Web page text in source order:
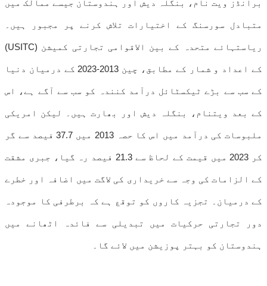
برانڈز ویت نام، بنگلہ دیش اور ہندوستان جیسے ممالک میں
متبادل سورسنگ کے اختیارات تلاش کرنے پر مجبور ہیں۔
ریاستہائے متحدہ کے بین الاقوامی تجارتی کمیشن (USITC)
کے اعداد و شمار کے مطابق، چین 2013-2023 کے درمیان دنیا
کے سب سے بڑے ٹیکسٹائل درآمد کنندہ کو سب سے آگے ہے، اس
کے بعد ویتنام، بنگلہ دیش اور بھارت ہیں۔ لیکن امریکی
ملبوسات کی درآمد میں اس کا حصہ 2013 میں 37.7 فیصد سے گر
کر 2023 میں قیمت کے لحاظ سے 21.3 فیصد رہ گیا، جبری مشقت
کے الزامات کی وجہ سے خریداری کی لاگت میں اضافہ اور خطرے
کے درمیان۔ تجزیہ کاروں کو توقع ہے کہ برطرفی کا موجودہ
دور تجارتی حرکیات میں تبدیلی سے فائدہ اٹھانے میں
ہندوستان کو بہتر پوزیشن میں لائے گا۔